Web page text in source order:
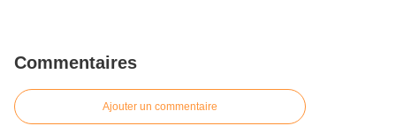
Commentaires
Ajouter un commentaire